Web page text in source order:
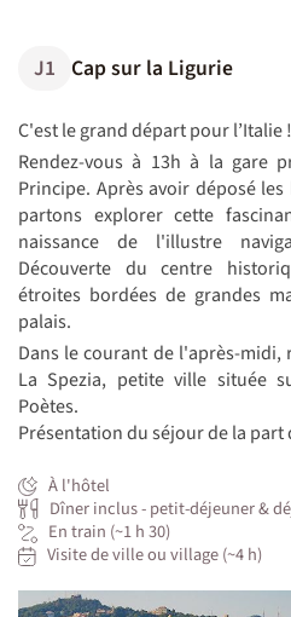
J1 Cap sur la Ligurie
C'est le grand départ pour l’Italie !
Rendez-vous à 13h à la gare
Principe. Après avoir déposé
partons explorer cette
naissance de l'illustre
Découverte du centre
étroites bordées de grandes
palais.
Dans le courant de l'après-
La Spezia, petite ville située
Poètes.
Présentation du séjour de la part
À l'hôtel
Dîner inclus - petit-déjeuner &
En train (~1 h 30)
Visite de ville ou village (~4 h)